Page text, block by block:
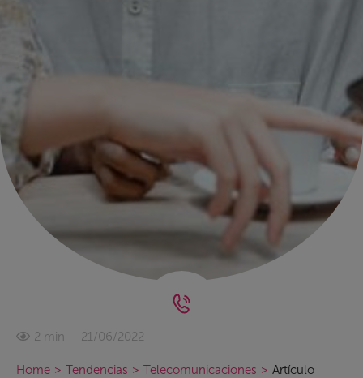
2 min 21/06/2022
Home > Tendencias > Telecomunicaciones > Artículo